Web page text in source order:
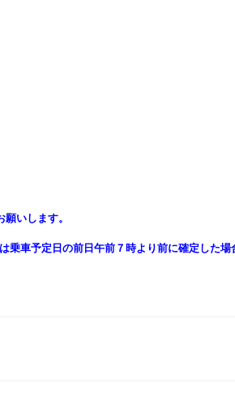
いします。
車予定日の前日午前７時より前に確定した